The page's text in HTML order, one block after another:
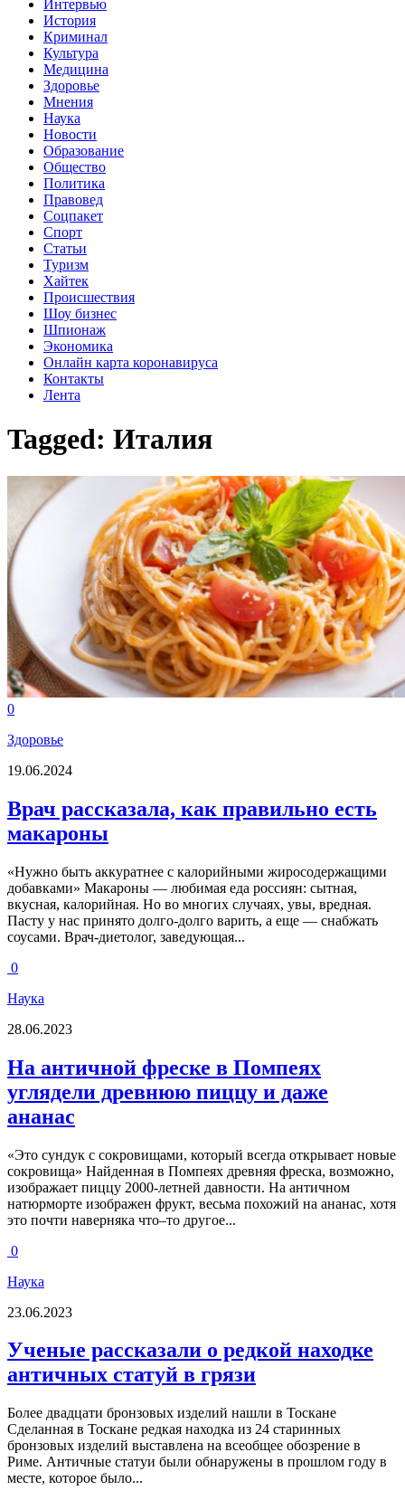
Интервью
История
Криминал
Культура
Медицина
Здоровье
Мнения
Наука
Новости
Образование
Общество
Политика
Правовед
Соцпакет
Спорт
Статьи
Туризм
Хайтек
Происшествия
Шоу бизнес
Шпионаж
Экономика
Онлайн карта коронавируса
Контакты
Лента
Tagged: Италия
0
Здоровье
19.06.2024
Врач рассказала, как правильно есть
макароны
«Нужно быть аккуратнее с калорийными жиросодержащими
добавками» Макароны — любимая еда россиян: сытная,
вкусная, калорийная. Но во многих случаях, увы, вредная.
Пасту у нас принято долго-долго варить, а еще — снабжать
соусами. Врач-диетолог, заведующая...
0
Наука
28.06.2023
На античной фреске в Помпеях
углядели древнюю пиццу и даже
ананас
«Это сундук с сокровищами, который всегда открывает новые
сокровища» Найденная в Помпеях древняя фреска, возможно,
изображает пиццу 2000-летней давности. На античном
натюрморте изображен фрукт, весьма похожий на ананас, хотя
это почти наверняка что–то другое...
0
Наука
23.06.2023
Ученые рассказали о редкой находке
античных статуй в грязи
Более двадцати бронзовых изделий нашли в Тоскане
Сделанная в Тоскане редкая находка из 24 старинных
бронзовых изделий выставлена на всеобщее обозрение в
Риме. Античные статуи были обнаружены в прошлом году в
месте, которое было...